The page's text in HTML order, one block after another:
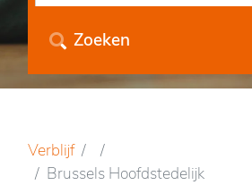
Zoeken
Verblijf
Brussels Hoofdstedelijk